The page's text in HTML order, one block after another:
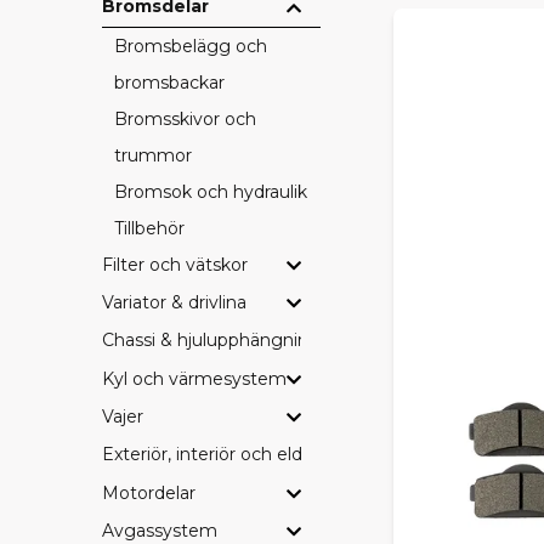
Bromsdelar
Bromsbelägg och
bromsbackar
Bromsskivor och
trummor
Bromsok och hydraulik
Tillbehör
Filter och vätskor
Variator & drivlina
Chassi & hjulupphängning
Kyl och värmesystem
Vajer
Exteriör, interiör och eldetaljer
Motordelar
Avgassystem